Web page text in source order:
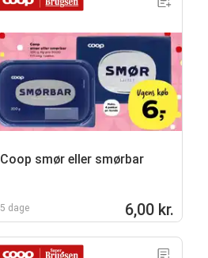
Coop smør eller smørbar
5 dage 6,00 kr.